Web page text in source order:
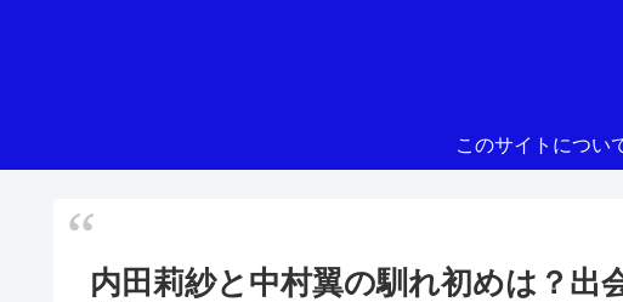
このサイトについ
内田莉紗と中村翼の馴れ初めは？出